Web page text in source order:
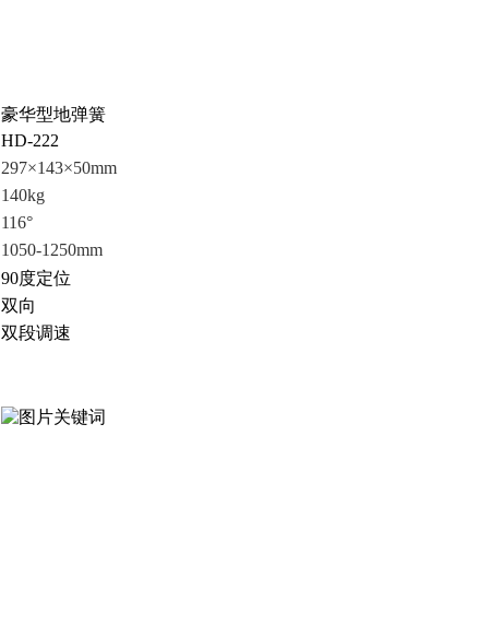
豪华型地弹簧
HD-222
297×143×50mm
140kg
116°
1050-1250mm
90度定位
双向
双段调速